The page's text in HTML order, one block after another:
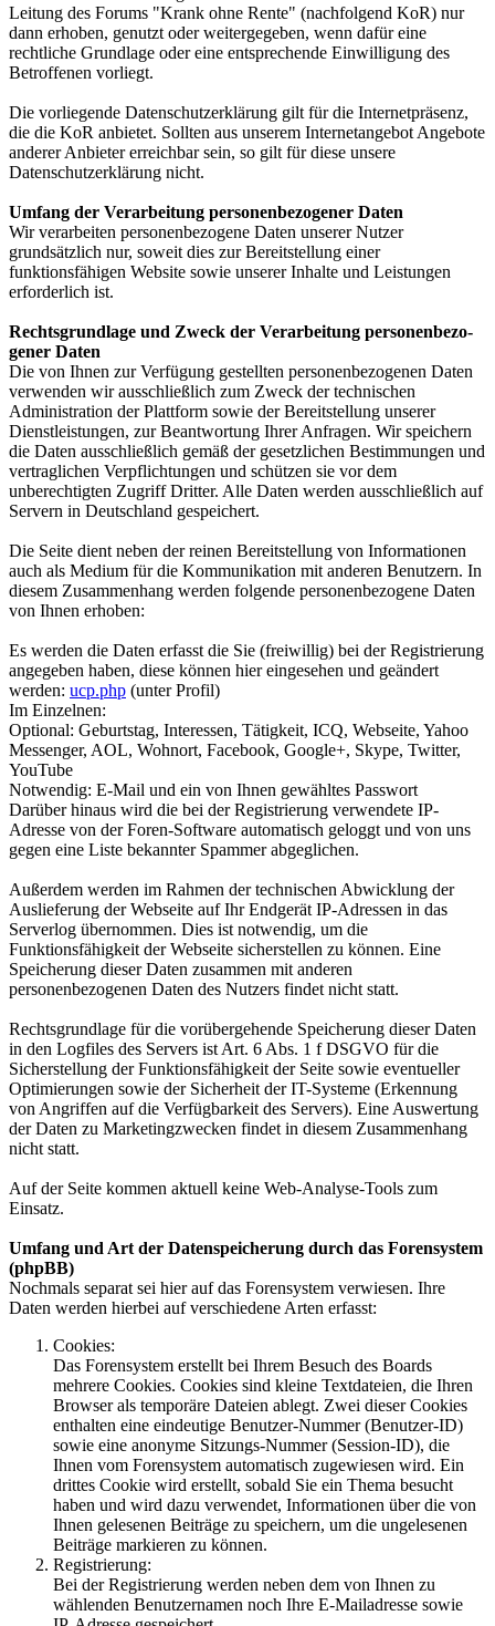
Leitung des Forums "Krank ohne Rente" (nachfolgend KoR) nur
dann erhoben, genutzt oder weitergegeben, wenn dafür eine
rechtliche Grundlage oder eine entsprechende Einwilligung des
Betroffenen vorliegt.
Die vorliegende Datenschutzerklärung gilt für die Internetpräsenz,
die die KoR anbietet. Sollten aus unserem Internetangebot Angebote
anderer Anbieter erreichbar sein, so gilt für diese unsere
Datenschutzerklärung nicht.
Um­fang der Ver­ar­bei­tung per­so­nen­be­zo­ge­ner Da­ten
Wir verarbeiten personenbezogene Daten unserer Nutzer
grundsätzlich nur, soweit dies zur Bereitstellung einer
funktionsfähigen Website sowie unserer Inhalte und Leistungen
erforderlich ist.
Rechts­grund­la­ge und Zweck der Ver­ar­bei­tung per­so­nen­be­zo­
ge­ner Da­ten
Die von Ihnen zur Verfügung gestellten personenbezogenen Daten
verwenden wir ausschließlich zum Zweck der technischen
Administration der Plattform sowie der Bereitstellung unserer
Dienstleistungen, zur Beantwortung Ihrer Anfragen. Wir speichern
die Daten ausschließlich gemäß der gesetzlichen Bestimmungen und
vertraglichen Verpflichtungen und schützen sie vor dem
unberechtigten Zugriff Dritter. Alle Daten werden ausschließlich auf
Servern in Deutschland gespeichert.
Die Seite dient neben der reinen Bereitstellung von Informationen
auch als Medium für die Kommunikation mit anderen Benutzern. In
diesem Zusammenhang werden folgende personenbezogene Daten
von Ihnen erhoben:
Es werden die Daten erfasst die Sie (freiwillig) bei der Registrierung
angegeben haben, diese können hier eingesehen und geändert
werden: ucp.php (unter Profil)
Im Einzelnen:
Optional: Geburtstag, Interessen, Tätigkeit, ICQ, Webseite, Yahoo
Messenger, AOL, Wohnort, Facebook, Google+, Skype, Twitter,
YouTube
Notwendig: E-Mail und ein von Ihnen gewähltes Passwort
Darüber hinaus wird die bei der Registrierung verwendete IP-
Adresse von der Foren-Software automatisch geloggt und von uns
gegen eine Liste bekannter Spammer abgeglichen.
Außerdem werden im Rahmen der technischen Abwicklung der
Auslieferung der Webseite auf Ihr Endgerät IP-Adressen in das
Serverlog übernommen. Dies ist notwendig, um die
Funktionsfähigkeit der Webseite sicherstellen zu können. Eine
Speicherung dieser Daten zusammen mit anderen
personenbezogenen Daten des Nutzers findet nicht statt.
Rechtsgrundlage für die vorübergehende Speicherung dieser Daten
in den Logfiles des Servers ist Art. 6 Abs. 1 f DSGVO für die
Sicherstellung der Funktionsfähigkeit der Seite sowie eventueller
Optimierungen sowie der Sicherheit der IT-Systeme (Erkennung
von Angriffen auf die Verfügbarkeit des Servers). Eine Auswertung
der Daten zu Marketingzwecken findet in diesem Zusammenhang
nicht statt.
Auf der Seite kommen aktuell keine Web-Analyse-Tools zum
Einsatz.
Umfang und Art der Datenspeicherung durch das Forensystem
(phpBB)
Nochmals separat sei hier auf das Forensystem verwiesen. Ihre
Daten werden hierbei auf verschiedene Arten erfasst:
Cookies:
Das Forensystem erstellt bei Ihrem Besuch des Boards
mehrere Cookies. Cookies sind kleine Textdateien, die Ihren
Browser als temporäre Dateien ablegt. Zwei dieser Cookies
enthalten eine eindeutige Benutzer-Nummer (Benutzer-ID)
sowie eine anonyme Sitzungs-Nummer (Session-ID), die
Ihnen vom Forensystem automatisch zugewiesen wird. Ein
drittes Cookie wird erstellt, sobald Sie ein Thema besucht
haben und wird dazu verwendet, Informationen über die von
Ihnen gelesenen Beiträge zu speichern, um die ungelesenen
Beiträge markieren zu können.
Registrierung:
Bei der Registrierung werden neben dem von Ihnen zu
wählenden Benutzernamen noch Ihre E-Mailadresse sowie